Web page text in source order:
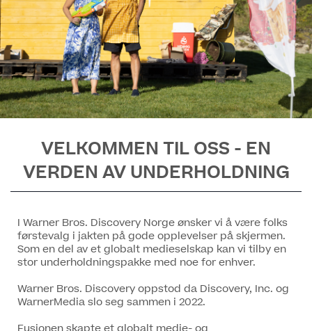
VELKOMMEN TIL OSS - EN
VERDEN AV UNDERHOLDNING
I Warner Bros. Discovery Norge ønsker vi å være folks
førstevalg i jakten på gode opplevelser på skjermen.
Som en del av et globalt medieselskap kan vi tilby en
stor underholdningspakke med noe for enhver.
Warner Bros. Discovery oppstod da Discovery, Inc. og
WarnerMedia slo seg sammen i 2022.